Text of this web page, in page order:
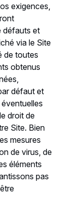
exigences,
défauts et
via le Site
de toutes
obtenus
défaut et
droit de
Site. Bien
mesures
de virus, de
éléments
pas